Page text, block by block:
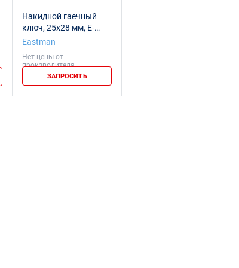
Накидной гаечный
ключ, 25x28 мм, E-
2409A
Eastman
Нет цены от
производителя
ЗАПРОСИТЬ